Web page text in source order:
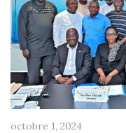
octobre 1, 2024